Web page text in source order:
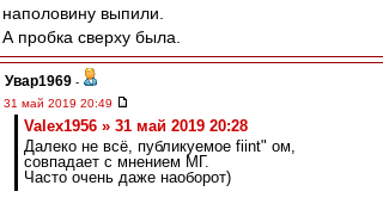
наполовину выпили.
А пробка сверху была.
Увар1969 -
31 май 2019 20:49
Valex1956 » 31 май 2019 20:28
Далеко не всё, публикуемое fiint" ом,
совпадает с мнением МГ.
Часто очень даже наоборот)